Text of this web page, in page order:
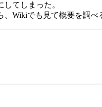
てしまった。
Wikiでも見て概要を調べ